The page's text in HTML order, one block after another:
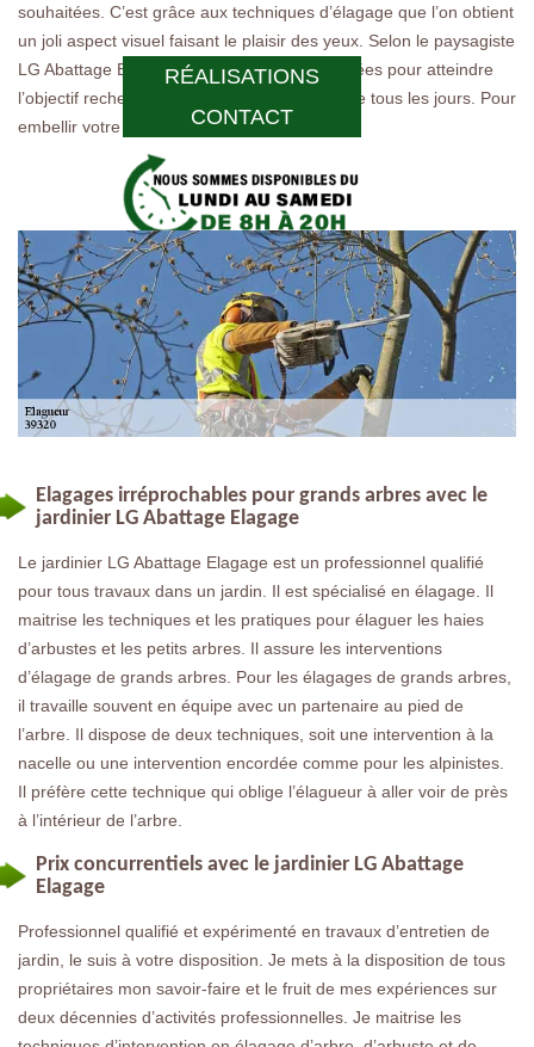
RÉALISATIONS
CONTACT
souhaitées. C’est grâce aux techniques d’élagage que l’on obtient
un joli aspect visuel faisant le plaisir des yeux. Selon le paysagiste
LG Abattage Elagage , il faut parfois des années pour atteindre
l’objectif recherché. Il travaille dessus presque tous les jours. Pour
embellir votre parc, il est la solution.
Elagages irréprochables pour grands arbres avec le
jardinier LG Abattage Elagage
Le jardinier LG Abattage Elagage est un professionnel qualifié
pour tous travaux dans un jardin. Il est spécialisé en élagage. Il
maitrise les techniques et les pratiques pour élaguer les haies
d’arbustes et les petits arbres. Il assure les interventions
d’élagage de grands arbres. Pour les élagages de grands arbres,
il travaille souvent en équipe avec un partenaire au pied de
l’arbre. Il dispose de deux techniques, soit une intervention à la
nacelle ou une intervention encordée comme pour les alpinistes.
Il préfère cette technique qui oblige l’élagueur à aller voir de près
à l’intérieur de l’arbre.
Prix concurrentiels avec le jardinier LG Abattage
Elagage
Professionnel qualifié et expérimenté en travaux d’entretien de
jardin, le suis à votre disposition. Je mets à la disposition de tous
propriétaires mon savoir-faire et le fruit de mes expériences sur
deux décennies d’activités professionnelles. Je maitrise les